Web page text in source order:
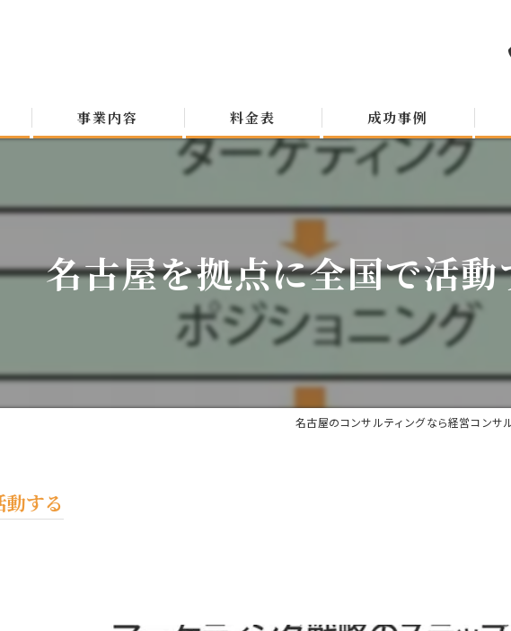
事業内容 料金表 成功事例
名古屋を拠点に全国で活動
名古屋のコンサルティングなら経営コンサ
する